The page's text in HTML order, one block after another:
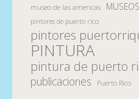
museo de las americas MUSEOS
pintores de puerto rico
pintores
PINTURA
pintura de puerto
publicaciones Puerto Rico